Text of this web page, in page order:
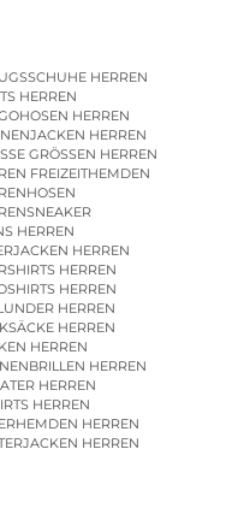
HERREN
HERREN
HERREN
HERREN
GRÖSSEN HERREN
FREIZEITHEMDEN
HERREN
HERREN
HERREN
HERREN
HERREN
HERREN
HERREN
HERREN
HERREN
HERREN
HERREN
HERREN